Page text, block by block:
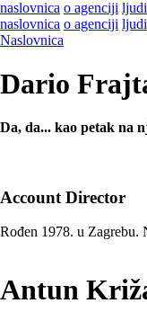
naslovnica o agenciji ljudi
naslovnica o agenciji ljudi
Naslovnica
Dario
Da, da... kao petak na
Account Director
Rođen 1978. u Zagrebu.
Antun